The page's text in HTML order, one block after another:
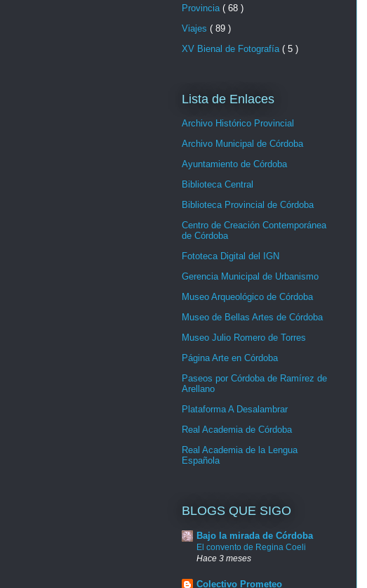
Provincia ( 68 )
Viajes ( 89 )
XV Bienal de Fotografía ( 5 )
Lista de Enlaces
Archivo Histórico Provincial
Archivo Municipal de Córdoba
Ayuntamiento de Córdoba
Biblioteca Central
Biblioteca Provincial de Córdoba
Centro de Creación Contemporánea
de Córdoba
Fototeca Digital del IGN
Gerencia Municipal de Urbanismo
Museo Arqueológico de Córdoba
Museo de Bellas Artes de Córdoba
Museo Julio Romero de Torres
Página Arte en Córdoba
Paseos por Córdoba de Ramírez de
Arellano
Plataforma A Desalambrar
Real Academia de Córdoba
Real Academia de la Lengua
Española
BLOGS QUE SIGO
Bajo la mirada de Córdoba
El convento de Regina Coeli
Hace 3 meses
Colectivo Prometeo